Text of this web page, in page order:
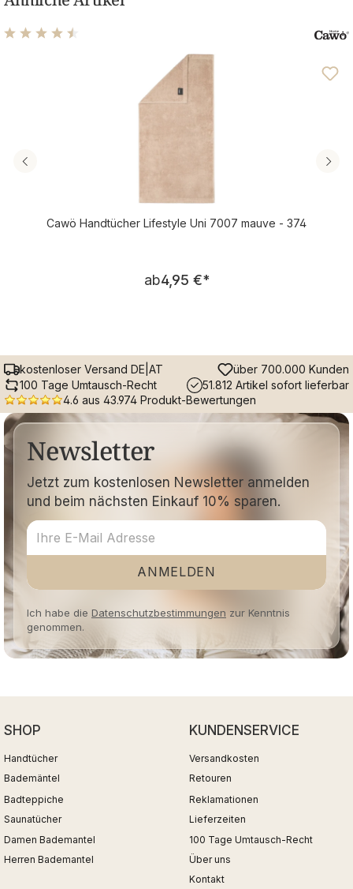
Durchschnittliche Bewertung von 4.57 von 5 Sternen
Cawö Handtücher Lifestyle Uni 7007 mauve - 374
Regulärer Preis:
ab4,95 €*
kostenloser Versand DE|AT
über 700.000 Kunden
100 Tage Umtausch-Recht
51.812 Artikel sofort lieferbar
4.6 aus 43.974 Produkt-Bewertungen
Newsletter
Jetzt zum kostenlosen Newsletter anmelden
und beim nächsten Einkauf 10% sparen.
ANMELDEN
Ich habe die Datenschutzbestimmungen zur Kenntnis
genommen.
SHOP
Handtücher
Bademäntel
Badteppiche
Saunatücher
Damen Bademantel
Herren Bademantel
KUNDENSERVICE
Versandkosten
Retouren
Reklamationen
Lieferzeiten
100 Tage Umtausch-Recht
Über uns
Kontakt